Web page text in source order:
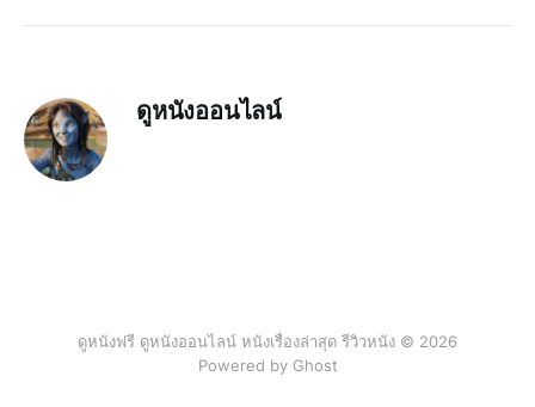
ดูหนังออนไลน์
ดูหนังฟรี ดูหนังออนไลน์ หนังเรื่องล่าสุด รีวิวหนัง © 2026
Powered by Ghost